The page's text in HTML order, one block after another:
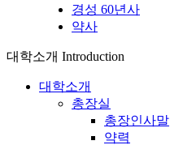
경성 60년사
약사
대학소개 Introduction
대학소개
총장실
총장인사말
약력